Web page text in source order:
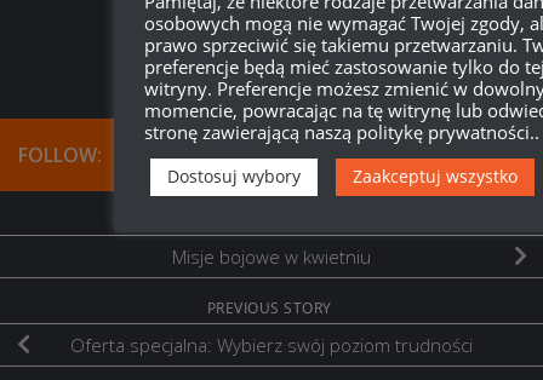
FOLLOW:
Misje bojowe w kwietniu
PREVIOUS STORY
Oferta specjalna: Wybierz swój poziom trudności
osobowych mogą nie wymagać Twojej zgody,
prawo sprzeciwić się takiemu przetwarzaniu.
preferencje będą mieć zastosowanie tylko do
witryny. Preferencje możesz zmienić w
momencie, powracając na tę witrynę lub
stronę zawierającą naszą politykę prywatności..
Dostosuj wybory Zaakceptuj wszystko